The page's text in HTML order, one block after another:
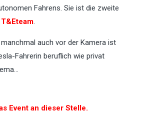
Fahrens. Sie ist die zweite
T&Eteam.
auch vor der Kamera ist
Fahrerin beruflich wie privat
Event an dieser Stelle.